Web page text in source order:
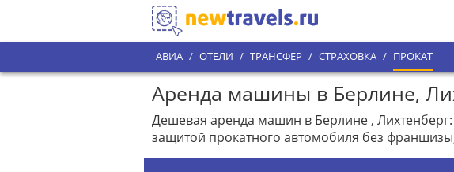
АВИА / ОТЕЛИ / ТРАНСФЕР / СТРАХОВКА / ПРОКАТ
Аренда машины в Берлине,
Дешевая аренда машин в Берлине ,
защитой прокатного автомобиля без